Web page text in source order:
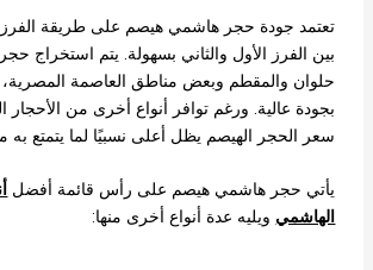
تعتمد جودة حجر هاشمي هيصم على طريقة الفرز،
بين الفرز الأول والثاني بسهولة. يتم استخراج
حلوان والمقطم وبعض مناطق العاصمة المصرية،
بجودة عالية. ورغم توافر أنواع أخرى من الأحجار
سعر الحجر الهيصم يظل أعلى نسبيًا لما يتمتع به
يأتي حجر هاشمي هيصم على رأس قائمة أفضل
الهاشمي ويليه عدة أنواع أخرى منها: